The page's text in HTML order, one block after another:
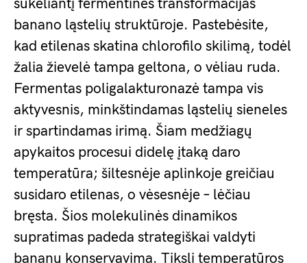
sukeliantį fermentines transformacijas
banano ląstelių struktūroje. Pastebėsite,
kad etilenas skatina chlorofilo skilimą, todėl
žalia žievelė tampa geltona, o vėliau ruda.
Fermentas poligalakturonazė tampa vis
aktyvesnis, minkštindamas ląstelių sieneles
ir spartindamas irimą. Šiam medžiagų
apykaitos procesui didelę įtaką daro
temperatūra; šiltesnėje aplinkoje greičiau
susidaro etilenas, o vėsesnėje – lėčiau
bręsta. Šios molekulinės dinamikos
supratimas padeda strategiškai valdyti
bananų konservavimą. Tiksli temperatūros